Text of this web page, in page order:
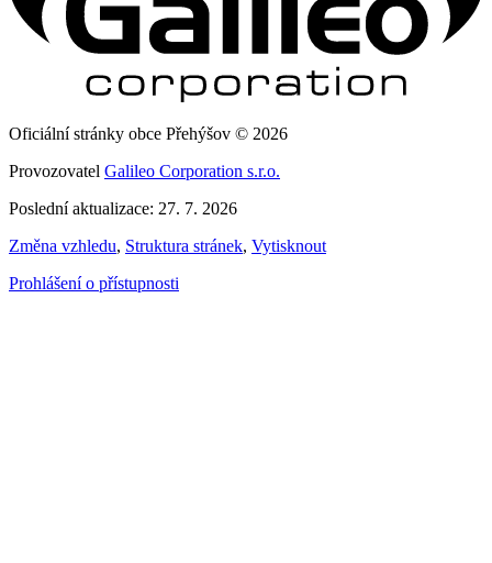
Oficiální stránky obce Přehýšov © 2026
Provozovatel Galileo Corporation s.r.o.
Poslední aktualizace: 27. 7. 2026
Změna vzhledu, Struktura stránek, Vytisknout
Prohlášení o přístupnosti